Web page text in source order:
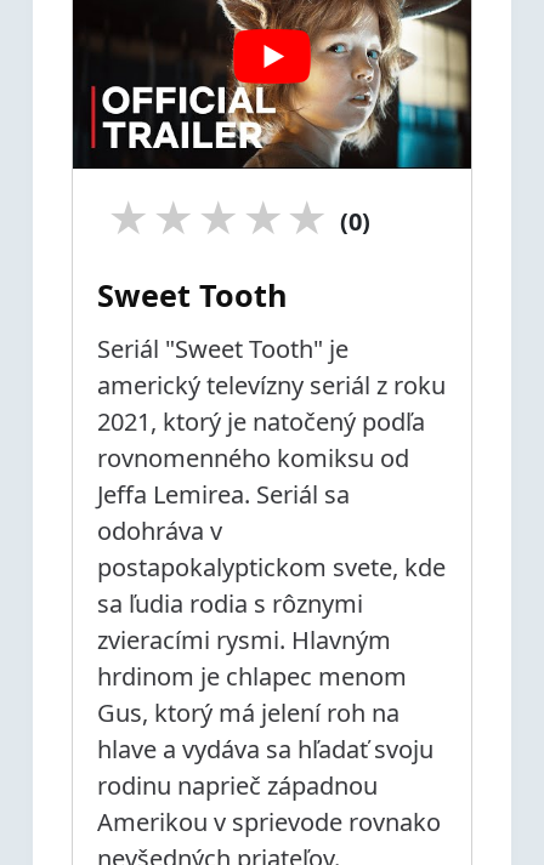
★
★
★
★
★ (0)
Sweet Tooth
Seriál "Sweet Tooth" je
americký televízny seriál z roku
2021, ktorý je natočený podľa
rovnomenného komiksu od
Jeffa Lemirea. Seriál sa
odohráva v
postapokalyptickom svete, kde
sa ľudia rodia s rôznymi
zvieracími rysmi. Hlavným
hrdinom je chlapec menom
Gus, ktorý má jelení roh na
hlave a vydáva sa hľadať svoju
rodinu naprieč západnou
Amerikou v sprievode rovnako
nevšedných priateľov.